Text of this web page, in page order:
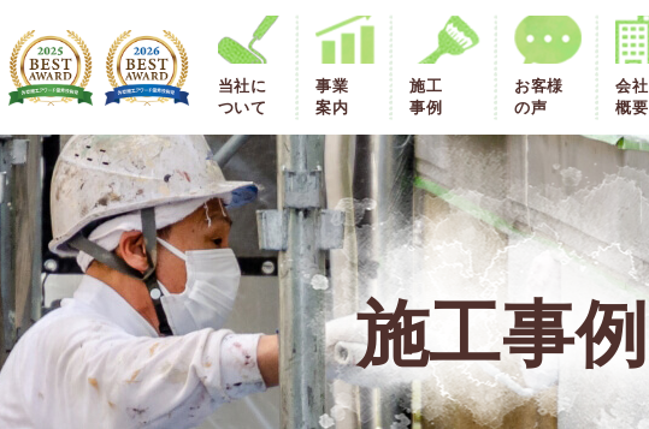
当社に
ついて
事業
案内
施工
事例
お客様
の声
会社
概要
施工事例